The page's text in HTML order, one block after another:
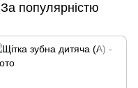
За популярністю